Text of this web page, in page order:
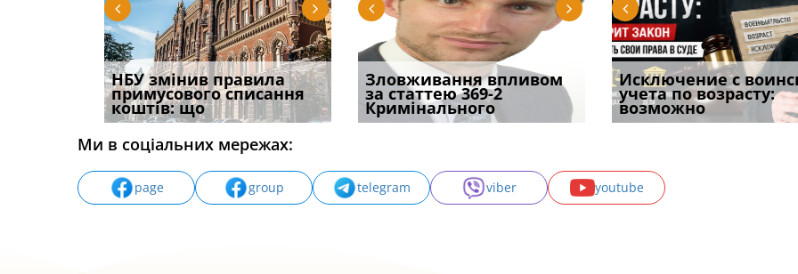
НБУ змінив правила
примусового списання
коштів: що
Якщо суд встановив для
відшкодування шкоди
наявніс
Документи, на яких не
проставляється
апостиль: пер
Водії можуть отримати
компенсацію за
незаконні дії
Зловживання впливом
за статтею 369-2
Кримінального
Переоформлення
відстрочки за іншою
підставою: нов
Особливості захисту у
кримінальному
провадженні: я
Исключение с
учета по возрасту:
возможно
Восьмий ААС
підтвердив, що
може скас
Ми в соціальних мережах:
page group telegram viber youtube